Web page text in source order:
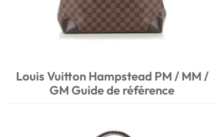
Louis Vuitton Hampstead PM / MM /
GM Guide de référence